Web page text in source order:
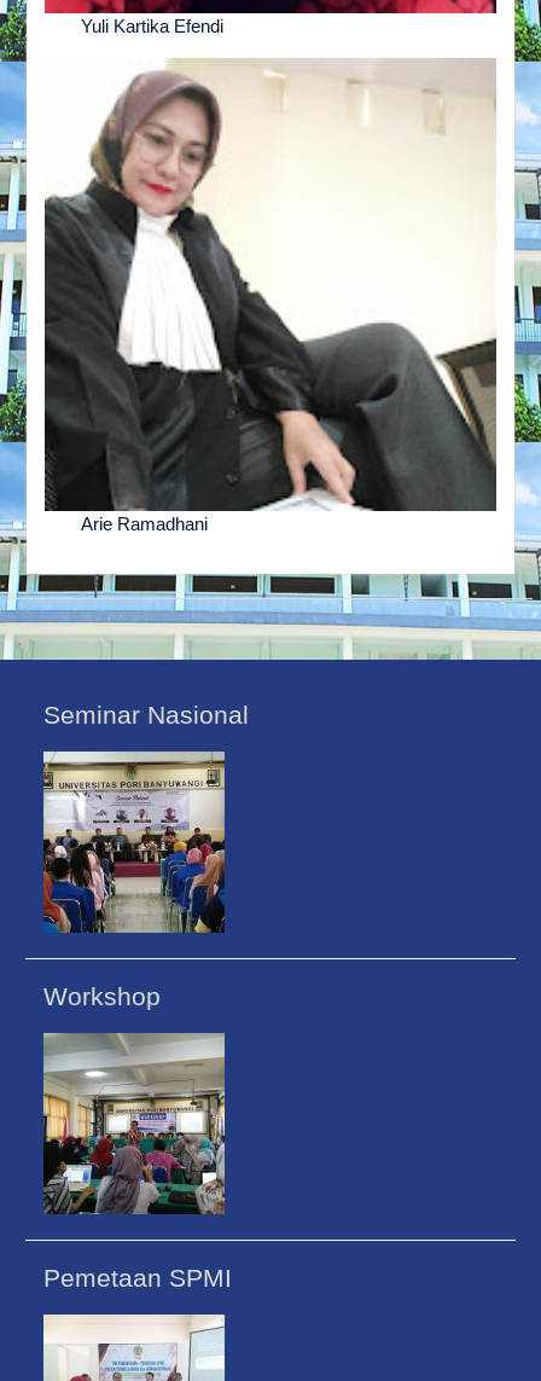
Yuli Kartika Efendi
Arie Ramadhani
Seminar Nasional
Workshop
Pemetaan SPMI